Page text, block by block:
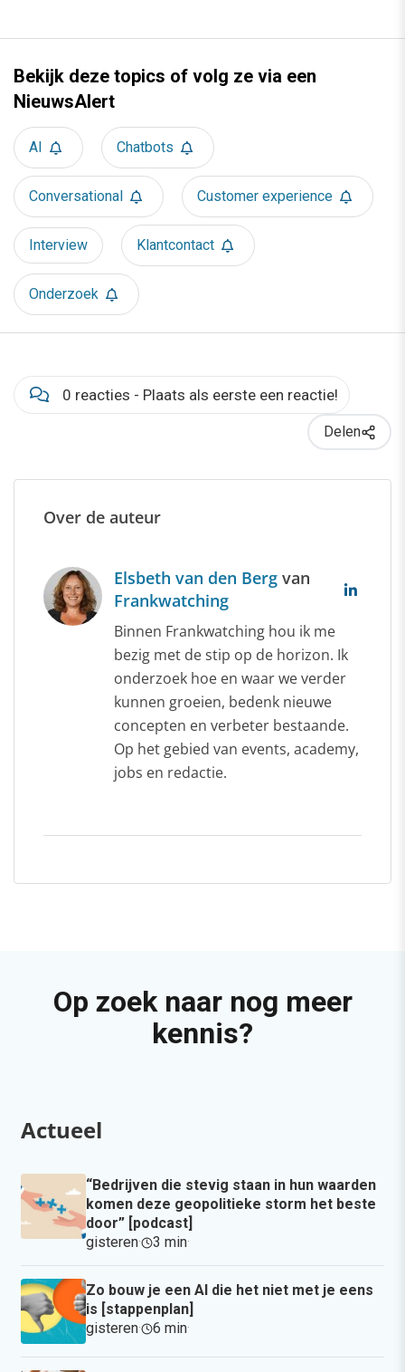
Bekijk deze topics of volg ze via een
NieuwsAlert
AI Chatbots
Conversational Customer experience
Interview Klantcontact
Onderzoek
0 reacties - Plaats als eerste een reactie!
Delen
Over de auteur
Elsbeth van den Berg van
Frankwatching
Binnen Frankwatching hou ik me
bezig met de stip op de horizon. Ik
onderzoek hoe en waar we verder
kunnen groeien, bedenk nieuwe
concepten en verbeter bestaande.
Op het gebied van events, academy,
jobs en redactie.
Op zoek naar nog meer
kennis?
Actueel
“Bedrijven die stevig staan in hun waarden
komen deze geopolitieke storm het beste
door” [podcast]
gisteren· 3 min·
Zo bouw je een AI die het niet met je eens
is [stappenplan]
gisteren· 6 min·